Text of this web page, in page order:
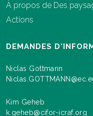
À propos de Des
Actions
DEMANDES
Niclas Gottmann
Kim Geheb
k.geheb@cifor-icraf.org